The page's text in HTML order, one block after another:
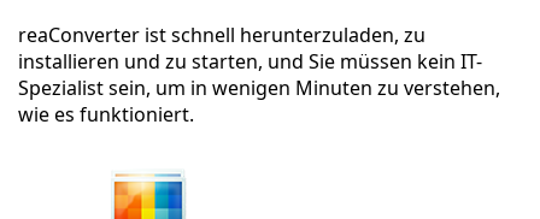
reaConverter ist schnell herunterzuladen, zu
installieren und zu starten, und Sie müssen kein IT-
Spezialist sein, um in wenigen Minuten zu verstehen,
wie es funktioniert.